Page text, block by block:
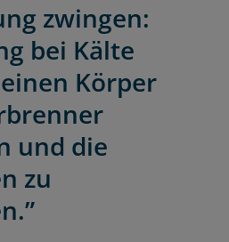
zwingen:
bei Kälte
Körper
und die
zu